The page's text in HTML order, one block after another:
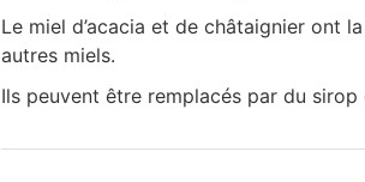
Le miel d’acacia et de châtaignier ont
autres miels.
Ils peuvent être remplacés par du sirop